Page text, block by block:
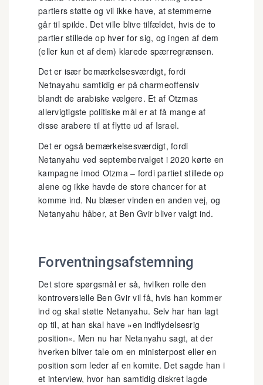
partiers støtte og vil ikke have, at stemmerne
går til spilde. Det ville blive tilfældet, hvis de to
partier stillede op hver for sig, og ingen af dem
(eller kun et af dem) klarede spærregrænsen.
Det er især bemærkelsesværdigt, fordi
Netnayahu samtidig er på charmeoffensiv
blandt de arabiske vælgere. Et af Otzmas
allervigtigste politiske mål er at få mange af
disse arabere til at flytte ud af Israel.
Det er også bemærkelsesværdigt, fordi
Netanyahu ved septembervalget i 2020 kørte en
kampagne imod Otzma – fordi partiet stillede op
alene og ikke havde de store chancer for at
komme ind. Nu blæser vinden en anden vej, og
Netanyahu håber, at Ben Gvir bliver valgt ind.
Forventningsafstemning
Det store spørgsmål er så, hvilken rolle den
kontroversielle Ben Gvir vil få, hvis han kommer
ind og skal støtte Netanyahu. Selv har han lagt
op til, at han skal have »en indflydelsesrig
position«. Men nu har Netanyahu sagt, at der
hverken bliver tale om en ministerpost eller en
position som leder af en komite. Det sagde han i
et interview, hvor han samtidig diskret lagde